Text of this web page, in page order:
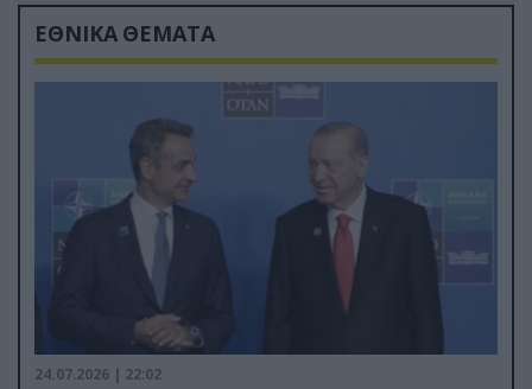
ΕΘΝΙΚΑ ΘΕΜΑΤΑ
24.07.2026 | 22:02